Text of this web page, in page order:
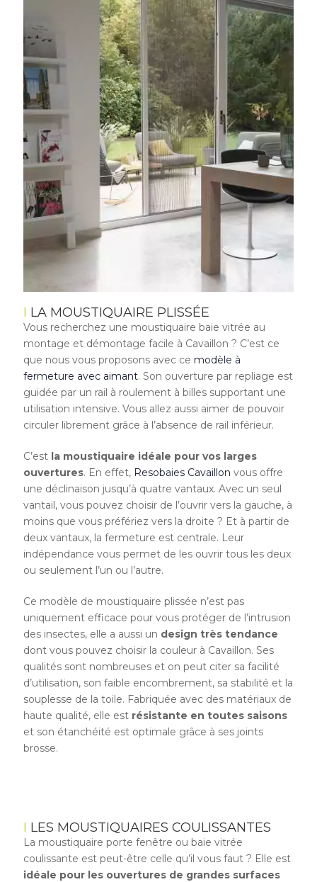
LA MOUSTIQUAIRE PLISSÉE
Vous recherchez une moustiquaire baie vitrée au
montage et démontage facile à Cavaillon ? C’est ce
que nous vous proposons avec ce modèle à
fermeture avec aimant. Son ouverture par repliage est
guidée par un rail à roulement à billes supportant une
utilisation intensive. Vous allez aussi aimer de pouvoir
circuler librement grâce à l’absence de rail inférieur.
C’est la moustiquaire idéale pour vos larges
ouvertures. En effet, Resobaies Cavaillon vous offre
une déclinaison jusqu’à quatre vantaux. Avec un seul
vantail, vous pouvez choisir de l’ouvrir vers la gauche, à
moins que vous préfériez vers la droite ? Et à partir de
deux vantaux, la fermeture est centrale. Leur
indépendance vous permet de les ouvrir tous les deux
ou seulement l’un ou l’autre.
Ce modèle de moustiquaire plissée n’est pas
uniquement efficace pour vous protéger de l’intrusion
des insectes, elle a aussi un design très tendance
dont vous pouvez choisir la couleur à Cavaillon. Ses
qualités sont nombreuses et on peut citer sa facilité
d’utilisation, son faible encombrement, sa stabilité et la
souplesse de la toile. Fabriquée avec des matériaux de
haute qualité, elle est résistante en toutes saisons
et son étanchéité est optimale grâce à ses joints
brosse.
LES MOUSTIQUAIRES COULISSANTES
La moustiquaire porte fenêtre ou baie vitrée
coulissante est peut-être celle qu’il vous faut ? Elle est
idéale pour les ouvertures de grandes surfaces